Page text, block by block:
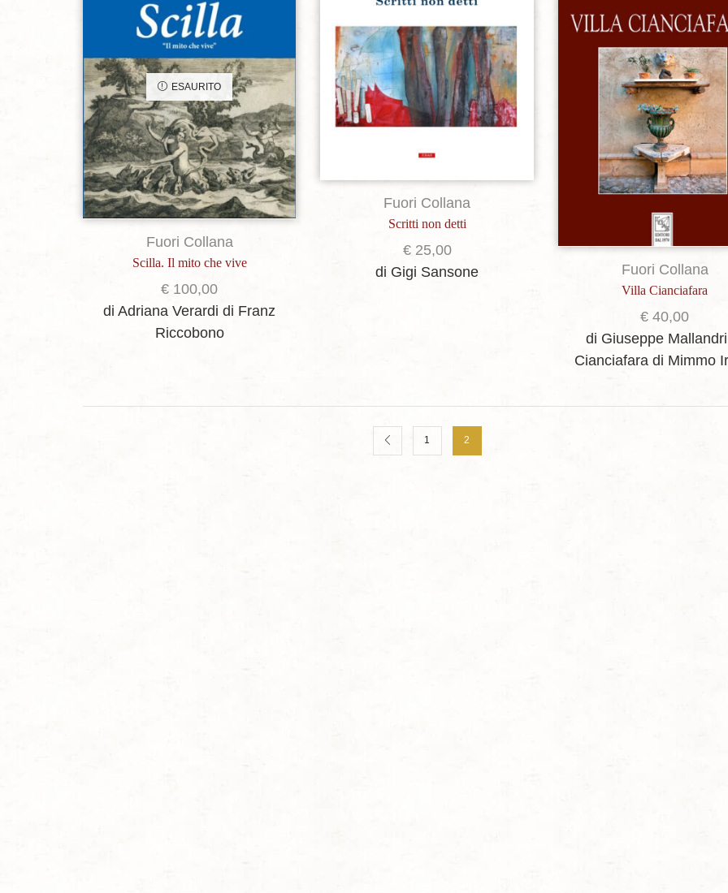
Aggiungi alla lista dei desideri
ESAURITO
Fuori Collana
Scilla. Il mito che vive
€ 100,00
di Adriana Verardi di Franz
Riccobono
Fuori Collana
Scritti non detti
€25,00
di Gigi Sansone
Aggiungi alla lista dei
Fuori Collana
Villa Cianciafara
€ 40,00
di Giuseppe
Cianciafara di Mimmo
1 2